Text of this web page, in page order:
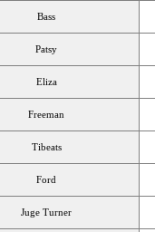
Bass
Patsy
Eliza
Freeman
Tibeats
Ford
Juge Turner